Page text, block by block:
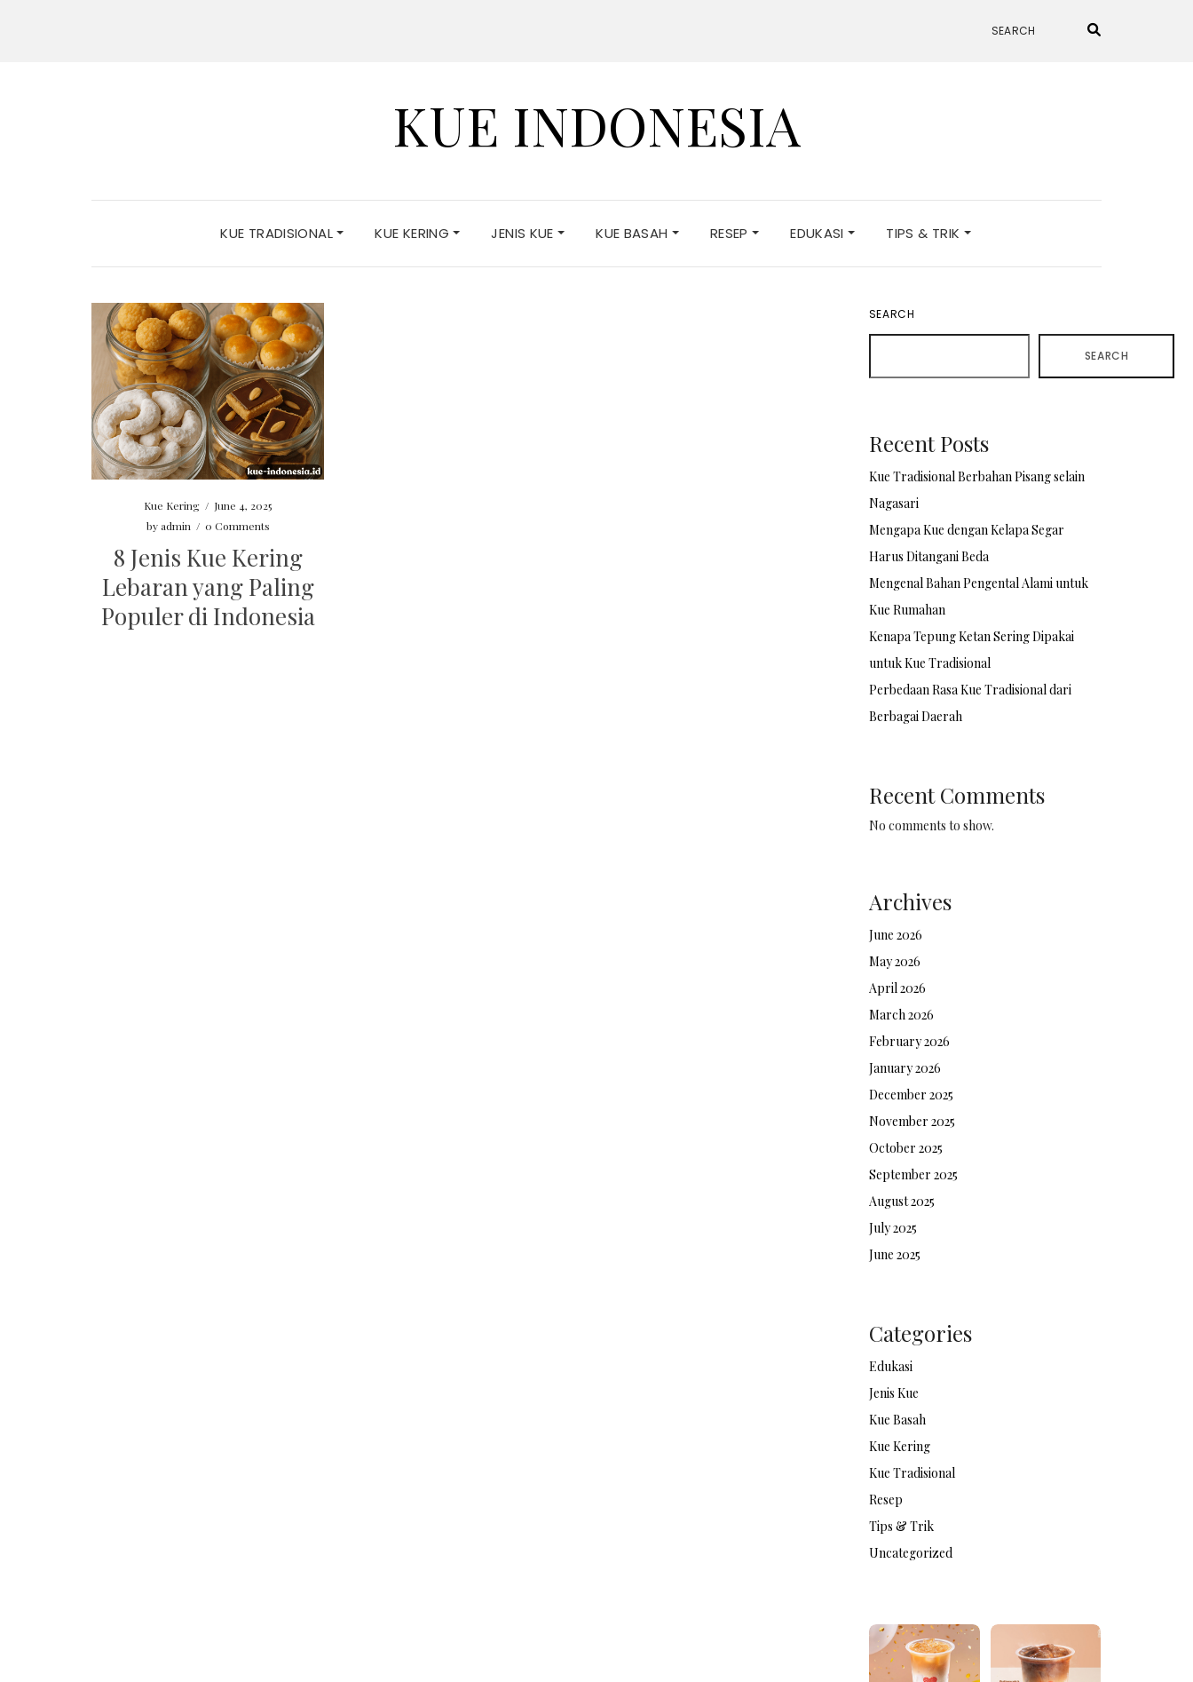
KUE INDONESIA
KUE TRADISIONAL KUE KERING JENIS KUE KUE BASAH RESEP EDUKASI TIPS & TRIK
Kue Kering / June 4, 2025
byadmin / 0 Comments
8 Jenis Kue Kering
Lebaran yang Paling
Populer di Indonesia
SEARCH
SEARCH
Recent Posts
Kue Tradisional Berbahan Pisang selain
Nagasari
Mengapa Kue dengan Kelapa Segar
Harus Ditangani Beda
Mengenal Bahan Pengental Alami untuk
Kue Rumahan
Kenapa Tepung Ketan Sering Dipakai
untuk Kue Tradisional
Perbedaan Rasa Kue Tradisional dari
Berbagai Daerah
Recent Comments
No comments to show.
Archives
June 2026
May 2026
April 2026
March 2026
February 2026
January 2026
December 2025
November 2025
October 2025
September 2025
August 2025
July 2025
June 2025
Categories
Edukasi
Jenis Kue
Kue Basah
Kue Kering
Kue Tradisional
Resep
Tips & Trik
Uncategorized